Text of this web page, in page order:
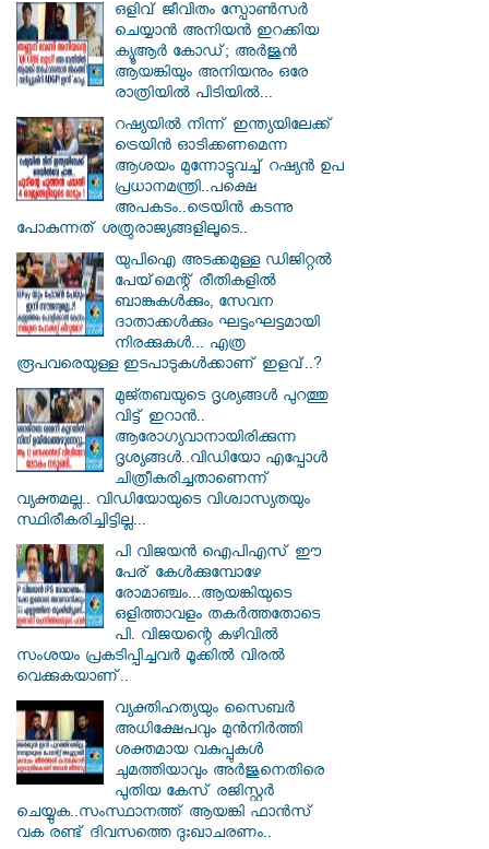
ഒളിവ് ജീവിതം സ്പോൺസർ
ചെയ്യാൻ അനിയൻ ഇറക്കിയ
ക്യൂആർ കോഡ്; അർജുൻ
ആയങ്കിയും അനിയനും ഒരേ
രാത്രിയിൽ പിടിയിൽ...
റഷ്യയിൽ നിന്ന് ഇന്ത്യയിലേക്ക്
ട്രെയിൻ ഓടിക്കണമെന്ന
ആശയം മുന്നോട്ടുവച്ച് റഷ്യൻ ഉപ
പ്രധാനമന്ത്രി..പക്ഷെ
അപകടം..ട്രെയിൻ കടന്നു
പോകുന്നത് ശത്രുരാജ്യങ്ങളിലൂടെ..
യുപിഐ അടക്കമുള്ള ഡിജിറ്റല്‍
പേയ്‌മെന്റ് രീതികളില്‍
ബാങ്കുകള്‍ക്കും, സേവന
ദാതാക്കള്‍ക്കും ഘട്ടംഘട്ടമായി
നിരക്കുകള്‍... എത്ര
രൂപവരെയുള്ള ഇടപാടുകള്‍ക്കാണ് ഇളവ്..?
മുജ്തബയുടെ ദൃശ്യങ്ങൾ പുറത്തു
വിട്ട് ഇറാൻ..
ആരോഗ്യവാനായിരിക്കുന്ന
ദൃശ്യങ്ങൾ..വിഡിയോ എപ്പോൾ
ചിത്രീകരിച്ചതാണെന്ന്
വ്യക്തമല്ല.. വിഡിയോയുടെ വിശ്വാസ്യതയും
സ്ഥിരീകരിച്ചിട്ടില്ല...
പി വിജയന്‍ ഐപിഎസ് ഈ
പേര് കേൾക്കുമ്പോഴേ
രോമാഞ്ചം...ആയങ്കിയുടെ
ഒളിത്താവളം തകര്‍ത്തതോടെ
പി. വിജയന്റെ കഴിവില്‍
സംശയം പ്രകടിപ്പിച്ചവര്‍ മൂക്കില്‍ വിരല്‍
വെക്കുകയാണ്..
വ്യക്തിഹത്യയും സൈബര്‍
അധിക്ഷേപവും മുന്‍നിര്‍ത്തി
ശക്തമായ വകുപ്പുകള്‍
ചുമത്തിയാവും അർജുനെതിരെ
പുതിയ കേസ് രജിസ്റ്റര്‍
ചെയ്യുക..സംസ്ഥാനത്ത് ആയങ്കി ഫാൻസ്
വക രണ്ട് ദിവസത്തെ ദുഃഖാചരണം..